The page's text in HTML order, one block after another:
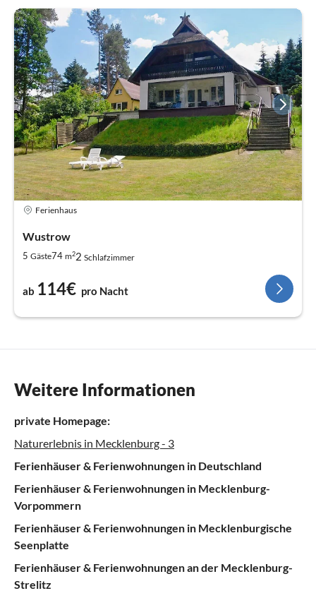
Ferienhaus
Wustrow
5 Gäste74 m22 Schlafzimmer
ab 114€ pro Nacht
Weitere Informationen
private Homepage:
Naturerlebnis in Mecklenburg - 3
Ferienhäuser & Ferienwohnungen in Deutschland
Ferienhäuser & Ferienwohnungen in Mecklenburg-
Vorpommern
Ferienhäuser & Ferienwohnungen in Mecklenburgische
Seenplatte
Ferienhäuser & Ferienwohnungen an der Mecklenburg-
Strelitz